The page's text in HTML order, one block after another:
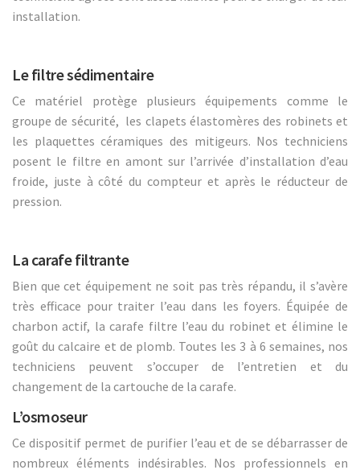
installation.
Le filtre sédimentaire
Ce matériel protège plusieurs équipements comme le
groupe de sécurité, les clapets élastomères des robinets et
les plaquettes céramiques des mitigeurs. Nos techniciens
posent le filtre en amont sur l’arrivée d’installation d’eau
froide, juste à côté du compteur et après le réducteur de
pression.
La carafe filtrante
Bien que cet équipement ne soit pas très répandu, il s’avère
très efficace pour traiter l’eau dans les foyers. Équipée de
charbon actif, la carafe filtre l’eau du robinet et élimine le
goût du calcaire et de plomb. Toutes les 3 à 6 semaines, nos
techniciens peuvent s’occuper de l’entretien et du
changement de la cartouche de la carafe.
L’osmoseur
Ce dispositif permet de purifier l’eau et de se débarrasser de
nombreux éléments indésirables. Nos professionnels en